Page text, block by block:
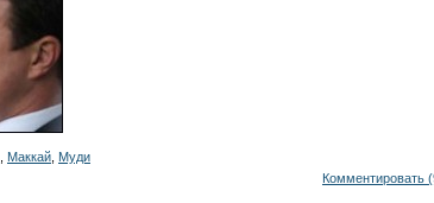
Маккай Муди
Комментировать